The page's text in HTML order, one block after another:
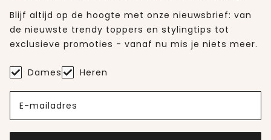
Blijf altijd op de hoogte met onze nieuwsbrief: van
de nieuwste trendy toppers en stylingtips tot
exclusieve promoties - vanaf nu mis je niets meer.
Dames Heren
E-mailadres